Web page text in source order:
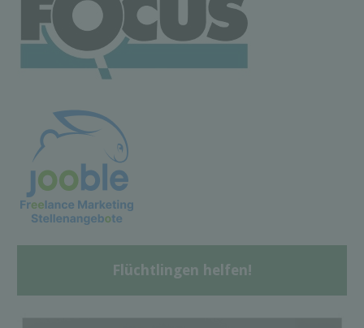
Flüchtlingen helfen!